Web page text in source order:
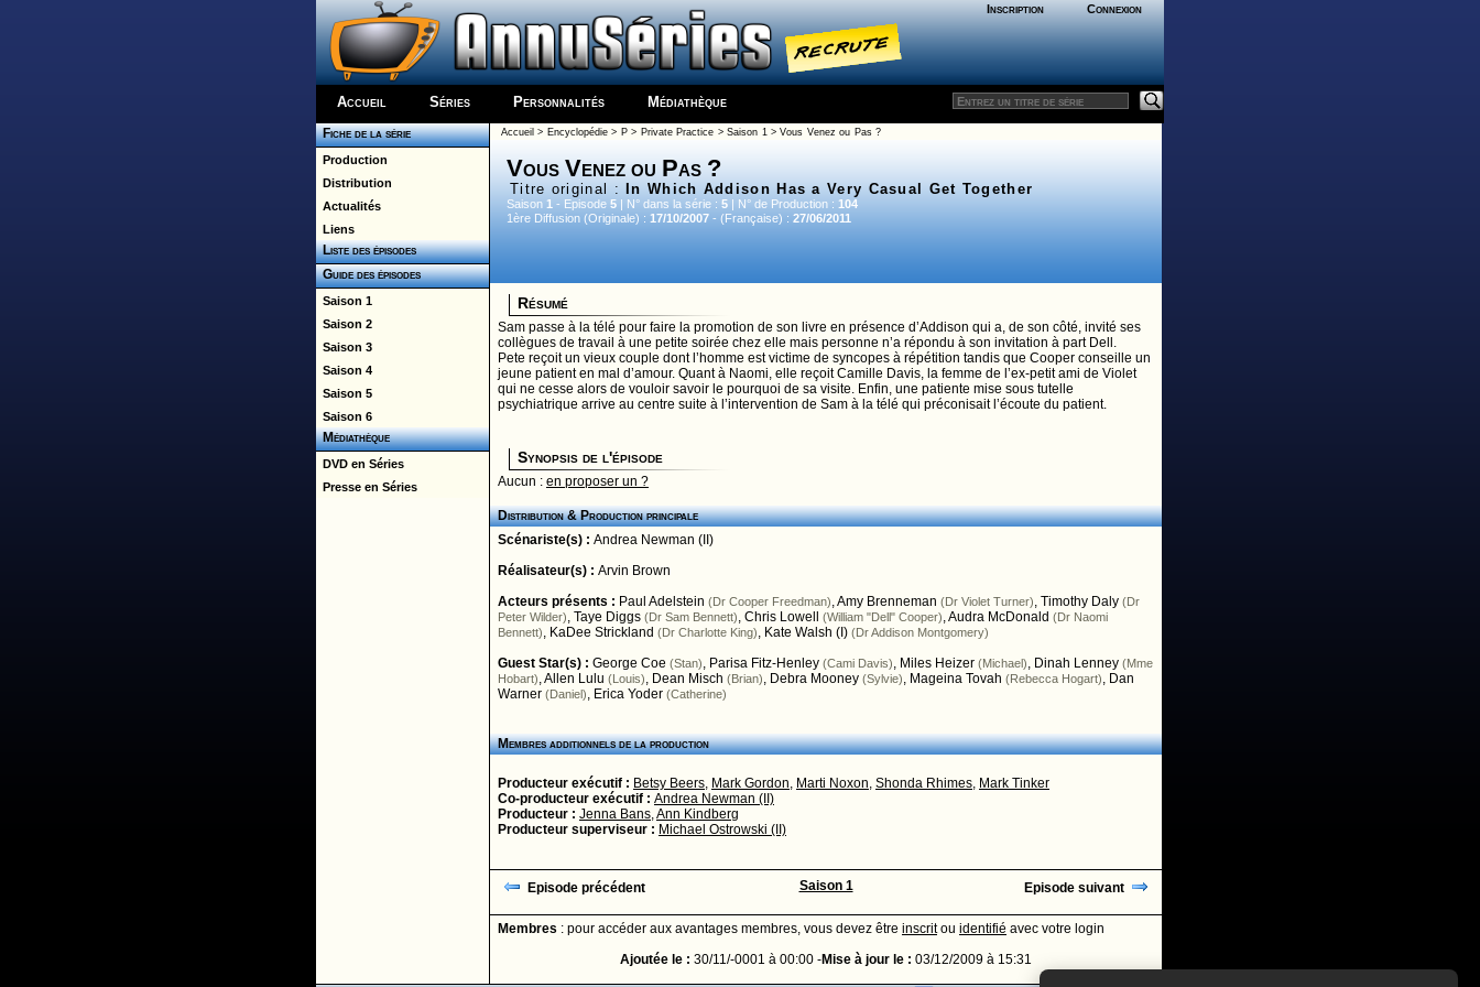
Inscription Connexion
Accueil Séries Personnalités Médiathèque
Fiche de la série
Production
Distribution
Actualités
Liens
Liste des épisodes
Guide des épisodes
Saison 1
Saison 2
Saison 3
Saison 4
Saison 5
Saison 6
Médiathèque
DVD en Séries
Presse en Séries
Accueil > Encyclopédie> P> Private Practice >Saison 1> Vous Venez ou Pas ?
Vous Venez ou Pas ?
Titre original : In Which Addison Has a Very Casual Get Together
Saison 1 - Episode 5 | N° dans la série : 5 | N° de Production : 104
1ère Diffusion (Originale) : 17/10/2007 - (Française) : 27/06/2011
Résumé
Sam passe à la télé pour faire la promotion de son livre en présence d’Addison qui a, de son côté, invité ses
collègues de travail à une petite soirée chez elle mais personne n’a répondu à son invitation à part Dell.
Pete reçoit un vieux couple dont l’homme est victime de syncopes à répétition tandis que Cooper conseille un
jeune patient en mal d’amour. Quant à Naomi, elle reçoit Camille Davis, la femme de l’ex-petit ami de Violet
qui ne cesse alors de vouloir savoir le pourquoi de sa visite. Enfin, une patiente mise sous tutelle
psychiatrique arrive au centre suite à l’intervention de Sam à la télé qui préconisait l’écoute du patient.
Synopsis de l'épisode
Aucun : en proposer un ?
Distribution & Production principale
Scénariste(s) : Andrea Newman (II)
Réalisateur(s) : Arvin Brown
Acteurs présents : Paul Adelstein (Dr Cooper Freedman),Amy Brenneman (Dr Violet Turner), Timothy Daly (Dr
Peter Wilder), Taye Diggs (Dr Sam Bennett), Chris Lowell (William "Dell" Cooper),Audra McDonald (Dr Naomi
Bennett), KaDee Strickland (Dr Charlotte King), Kate Walsh (I) (Dr Addison Montgomery)
Guest Star(s) : George Coe (Stan), Parisa Fitz-Henley (Cami Davis), Miles Heizer (Michael), Dinah Lenney (Mme
Hobart),Allen Lulu (Louis), Dean Misch (Brian), Debra Mooney (Sylvie), Mageina Tovah (Rebecca Hogart), Dan
Warner (Daniel), Erica Yoder (Catherine)
Membres additionnels de la production
Producteur exécutif : Betsy Beers, Mark Gordon, Marti Noxon, Shonda Rhimes, Mark Tinker
Co-producteur exécutif : Andrea Newman (II)
Producteur : Jenna Bans,Ann Kindberg
Producteur superviseur : Michael Ostrowski (II)
Episode précédent Saison 1 Episode suivant
Membres : pour accéder aux avantages membres, vous devez être inscritou identifié avec votre login
Ajoutée le : 30/11/-0001 à 00:00 -Mise à jour le : 03/12/2009 à 15:31